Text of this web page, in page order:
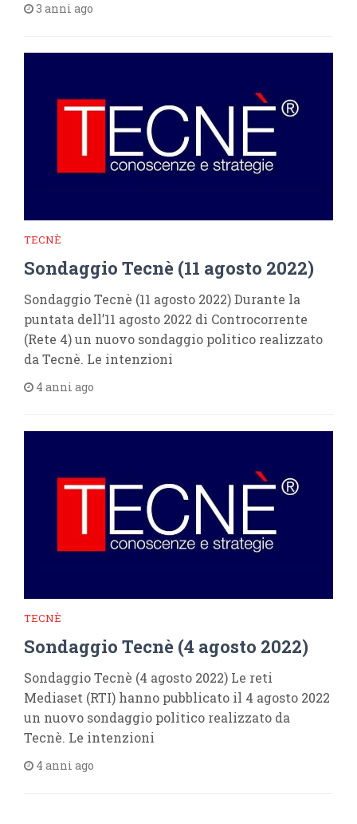
3 anni ago
TECNÈ
Sondaggio Tecnè (11 agosto 2022)
Sondaggio Tecnè (11 agosto 2022) Durante la
puntata dell’11 agosto 2022 di Controcorrente
(Rete 4) un nuovo sondaggio politico realizzato
da Tecnè. Le intenzioni
4 anni ago
TECNÈ
Sondaggio Tecnè (4 agosto 2022)
Sondaggio Tecnè (4 agosto 2022) Le reti
Mediaset (RTI) hanno pubblicato il 4 agosto 2022
un nuovo sondaggio politico realizzato da
Tecnè. Le intenzioni
4 anni ago